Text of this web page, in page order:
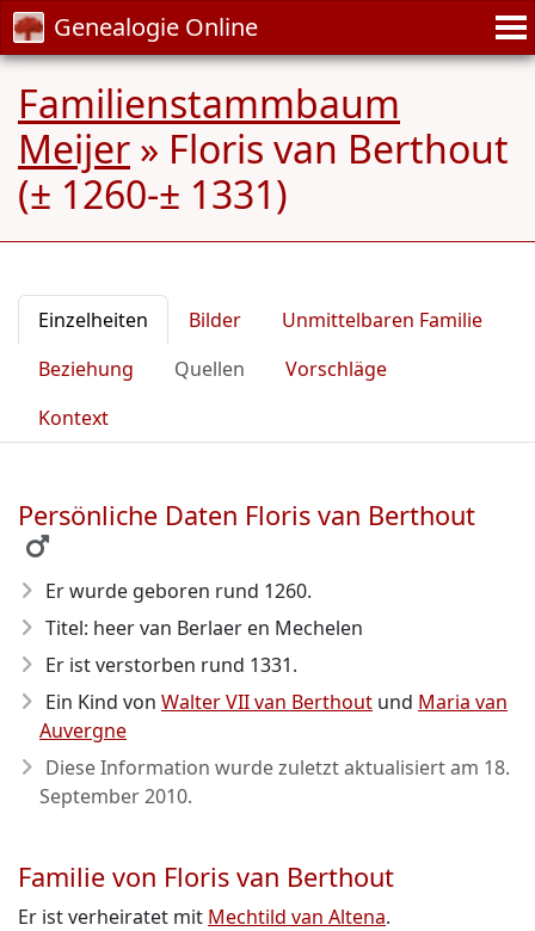
Genealogie Online
Familienstammbaum
Meijer » Floris van Berthout
(± 1260-± 1331)
Einzelheiten Bilder
Unmittelbaren Familie
Beziehung
Quellen
Vorschläge
Kontext
Persönliche Daten Floris van Berthout
Er wurde geboren rund 1260.
Titel: heer van Berlaer en Mechelen
Er ist verstorben rund 1331.
Ein Kind von Walter VII van Berthout und Maria van
Auvergne
Diese Information wurde zuletzt aktualisiert am 18.
September 2010.
Familie von Floris van Berthout
Er ist verheiratet mit Mechtild van Altena.